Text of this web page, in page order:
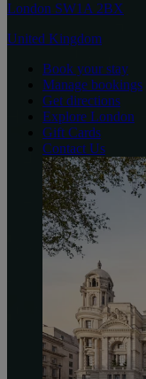
London SW1A 2BX
United Kingdom
Book your stay
Manage bookings
Get directions
Explore London
Gift Cards
Contact Us